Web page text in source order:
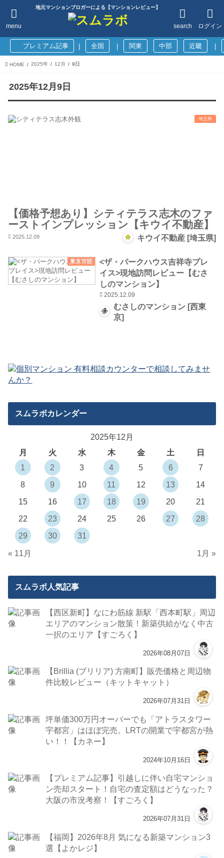
地元マンションブロガーによる【マンションレビュー】
ログイン
search
menu
プレミアム記事 全国 関東 中部 近畿
HOME 2025年 12月 9日
2025年12月9日
埼玉県
【価格予想あり】シティテラス志木のファ
ーストインプレッション【キウイ不動産】
2025.12.09 キウイ不動産 [埼玉県]
東京市部
<ザ・パークハウス吉祥寺プレ
イス>現地訪問レビュー【むさ
しのマンション】
2025.12.09
むさしのマンション [西東
京]
スムラボカレンダー
2025年12月
月
火 水 木 金 土
日
1
2 3 4 5 6
7
8
9 10 11 12 13
14
15
16 17 18 19 20
21
22
23 24 25 26 27
28
29
30
31
« 11月
1月 »
スムラボ人気記事
【西区新町】なにわ筋線 新駅「西本町駅」周辺
エリアのマンション散策！新築供給がなく中古
一択のエリア【すごろく】
2026年08月07日
【Brillia (ブリリア) 方南町】販売価格と周辺物
件比較レビュー（キットキャット）
2026年07月31日
坪単価300万円オーバーでも「アトラスタワー
宇都宮」はほぼ完売。LRTの開業で宇都宮が熱
い！！【カネー】
2024年10月16日
【プレミアム記事】引越しに伴い自宅マンショ
ン売却スタート！自宅の査定額はどうなった？
大阪の市況考察！【すごろく】
2026年07月31日
【福岡】2026年8月 気になる新築マンション3
選【よかレジ】